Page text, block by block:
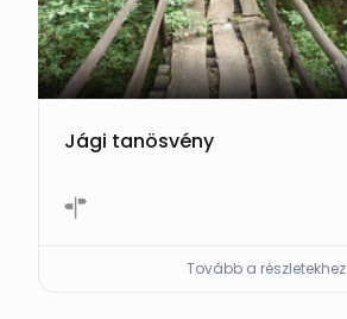
Jági tanösvény
Tovább a részletekhez